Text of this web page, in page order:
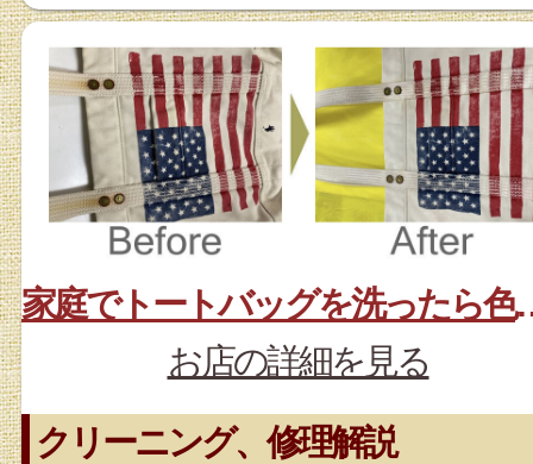
家庭でトー
お店の詳細を見る
クリーニング、修理解説